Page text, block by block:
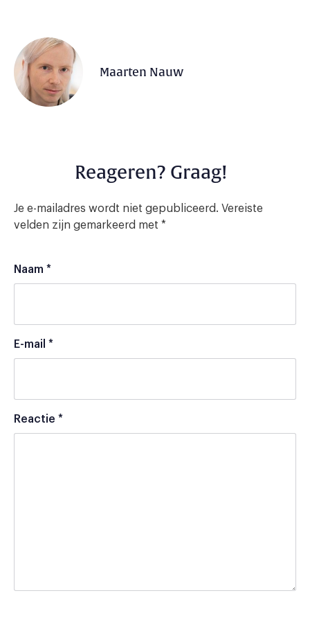
Maarten Nauw
Reageren? Graag!
Je e-mailadres wordt niet gepubliceerd. Vereiste
velden zijn gemarkeerd met *
Naam *
E-mail *
Reactie *